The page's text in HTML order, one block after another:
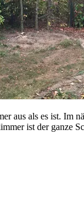
aus als es ist. Im
ist der ganze